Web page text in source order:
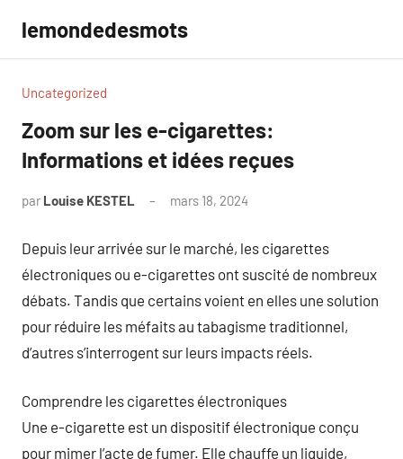
contenu
lemondedesmots
Uncategorized
Zoom sur les e-cigarettes:
Informations et idées reçues
par Louise KESTEL mars 18, 2024
Depuis leur arrivée sur le marché, les cigarettes
électroniques ou e-cigarettes ont suscité de nombreux
débats. Tandis que certains voient en elles une solution
pour réduire les méfaits au tabagisme traditionnel,
d’autres s’interrogent sur leurs impacts réels.
Comprendre les cigarettes électroniques
Une e-cigarette est un dispositif électronique conçu
pour mimer l’acte de fumer. Elle chauffe un liquide,